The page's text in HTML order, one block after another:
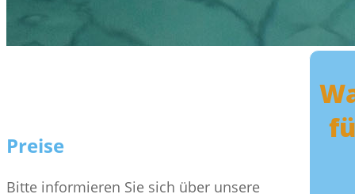
Preise
Bitte informieren Sie sich über unsere